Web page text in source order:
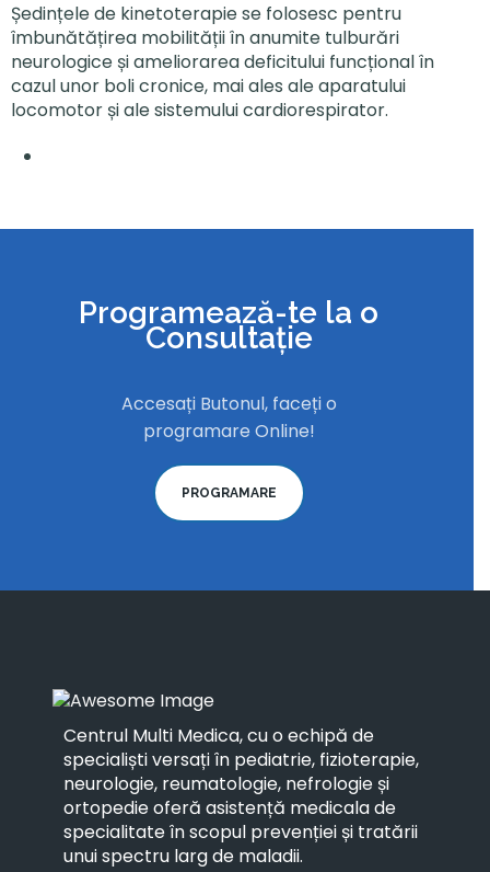
Ședințele de kinetoterapie se folosesc pentru
îmbunătățirea mobilității în anumite tulburări
neurologice și ameliorarea deficitului funcțional în
cazul unor boli cronice, mai ales ale aparatului
locomotor și ale sistemului cardiorespirator.
Programează-te la o
Consultație
Accesați Butonul, faceți o
programare Online!
PROGRAMARE
Centrul Multi Medica, cu o echipă de
specialiști versați în pediatrie, fizioterapie,
neurologie, reumatologie, nefrologie și
ortopedie oferă asistență medicala de
specialitate în scopul prevenției și tratării
unui spectru larg de maladii.